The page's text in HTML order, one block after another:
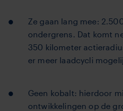
Ze gaan lang mee:
ondergrens. Dat komt
350 kilometer
er meer laadcycli
Geen kobalt: hierdoor
ontwikkelingen op de